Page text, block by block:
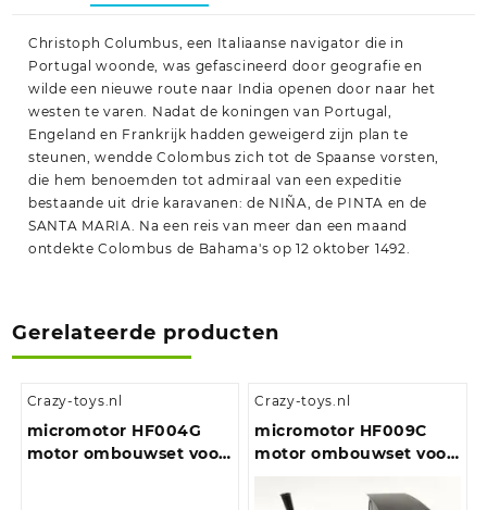
Christoph Columbus, een Italiaanse navigator die in
Portugal woonde, was gefascineerd door geografie en
wilde een nieuwe route naar India openen door naar het
westen te varen. Nadat de koningen van Portugal,
Engeland en Frankrijk hadden geweigerd zijn plan te
steunen, wendde Colombus zich tot de Spaanse vorsten,
die hem benoemden tot admiraal van een expeditie
bestaande uit drie karavanen: de NIÑA, de PINTA en de
SANTA MARIA. Na een reis van meer dan een maand
ontdekte Colombus de Bahama's op 12 oktober 1492.
Gerelateerde producten
Crazy-toys.nl
micromotor HF004G
motor ombouwset voor
Crazy-toys.nl
micromotor HF009C
motor ombouwset voor
DB/DRG/CSD/NS/SNCF,